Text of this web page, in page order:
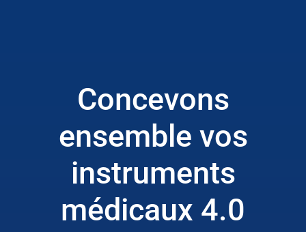
Concevons
ensemble vos
instruments
médicaux 4.0